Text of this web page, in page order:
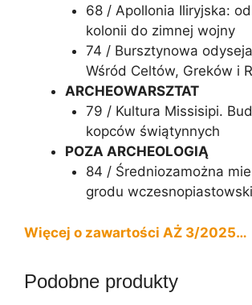
68 / Apollonia Iliryjska:
kolonii do zimnej wojny
74 / Bursztynowa
Wśród Celtów, Greków i
ARCHEOWARSZTAT
79 / Kultura Missisipi.
kopców świątynnych
POZA ARCHEOLOGIĄ
84 / Średniozamożna
grodu
Więcej o zawartości AŻ 3/2025…
Podobne produkty